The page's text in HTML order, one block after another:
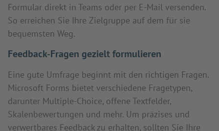
Formular direkt in Teams oder per E-Mail versenden.
So erreichen Sie Ihre Zielgruppe auf dem für sie
bequemsten Weg.
Feedback-Fragen gezielt formulieren
Eine gute Umfrage beginnt mit den richtigen Fragen.
Microsoft Forms bietet verschiedene Fragetypen,
darunter Multiple-Choice, offene Textfelder,
Skalenbewertungen und mehr. Um präzises und
verwertbares Feedback zu erhalten, sollten Sie Ihre